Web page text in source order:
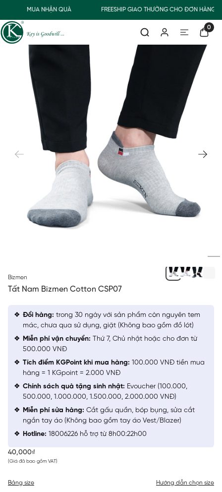
MUA NHẬN QUÀ FREESHIP GIAO THƯỜNG CHO ĐƠN HÀNG
0
Bizmen
Tất Nam Bizmen Cotton CSP07
40,000₫
(Giá đã bao gồm VAT)
Bảng size Hướng dẫn chọn size
Đổi hàng: trong 30 ngày với sản phẩm còn nguyên tem
mác, chưa qua sử dụng, giặt (Không bao gồm đồ lót)
Miễn phí vận chuyển: Thứ 7, Chủ nhật hoặc cho đơn từ
500.000 VNĐ
Tích điểm KGPoint khi mua hàng: 100.000 VNĐ tiền mua
hàng = 1 KGpoint = 2.000 VNĐ
Chính sách quà tặng sinh nhật: Evoucher (100.000,
500.000, 1.000.000, 1.500.000, 2.000.000 VNĐ)
Miễn phí sửa hàng: Cắt gấu quần, bóp bụng, sửa cắt
ngắn tay áo (Không bao gồm tay áo Vest/Blazer)
Hotline: 18006226 hỗ trợ từ 8h00:22h00